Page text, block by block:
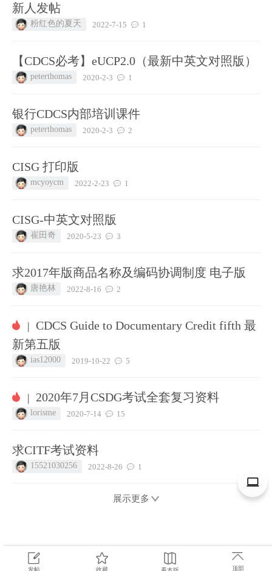
新人发帖
粉红色的夏天 2022-7-15 1
【CDCS必考】eUCP2.0（最新中英文对照版）
peterthomas 2020-2-3 1
银行CDCS内部培训课件
peterthomas 2020-2-3 2
CISG 打印版
mcyoycm 2022-2-23 1
CISG-中英文对照版
崔田奇 2020-5-23 3
求2017年版商品名称及编码协调制度 电子版
唐艳林 2022-8-16 2
| CDCS Guide to Documentary Credit fifth 最
新第五版
ias12000 2019-10-22 5
| 2020年7月CSDG考试全套复习资料
lorisme 2020-7-14 15
求CITF考试资料
15521030256 2022-8-26 1
展示更多
发帖 收藏 顶部